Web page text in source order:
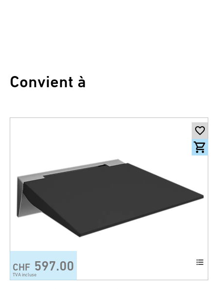
Convient à
CHF 597.00
TVA incluse